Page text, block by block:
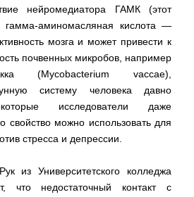
нейромедиатора ГАМК (этот
гамма-аминомасляная кислота —
мозга и может привести к
почвенных микробов, например
(Mycobacterium vaccae),
систему человека давно
исследователи даже
свойство можно использовать для
стресса и депрессии.
из Университетского колледжа
что недостаточный контакт с